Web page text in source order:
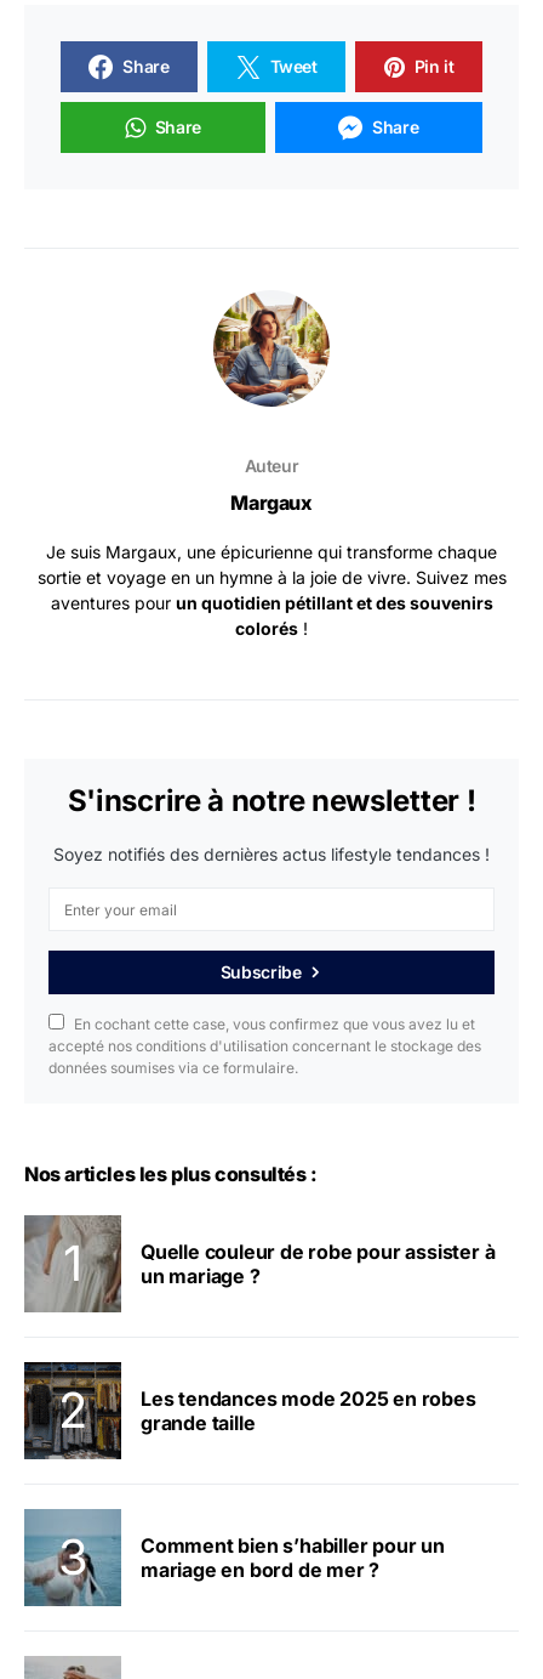
Share Tweet Pin it
Share Share
Auteur
Margaux
Je suis Margaux, une épicurienne qui transforme chaque
sortie et voyage en un hymne à la joie de vivre. Suivez mes
aventures pour un quotidien pétillant et des souvenirs
colorés !
S'inscrire à notre newsletter !
Soyez notifiés des dernières actus lifestyle tendances !
Subscribe
En cochant cette case, vous confirmez que vous avez lu et
accepté nos conditions d'utilisation concernant le stockage des
données soumises via ce formulaire.
Nos articles les plus consultés :
Quelle couleur de robe pour assister à
un mariage ?
Les tendances mode 2025 en robes
grande taille
Comment bien s’habiller pour un
mariage en bord de mer ?